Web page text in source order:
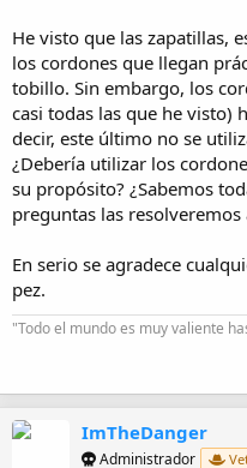
He visto que las zapatillas,
los cordones que llegan
tobillo. Sin embargo, los
casi todas las que he visto)
decir, este último no se
¿Debería utilizar los
su propósito? ¿Sabemos
preguntas las
En serio se agradece
pez.
"Todo el mundo es muy valiente
ImTheDanger
Administrador